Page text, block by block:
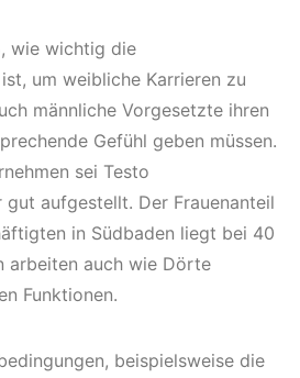
wie wichtig die
um weibliche Karrieren zu
männliche Vorgesetzte ihren
Gefühl geben müssen.
sei Testo
gut aufgestellt. Der Frauenanteil
in Südbaden liegt bei 40
arbeiten auch wie Dörte
Funktionen.
beispielsweise die